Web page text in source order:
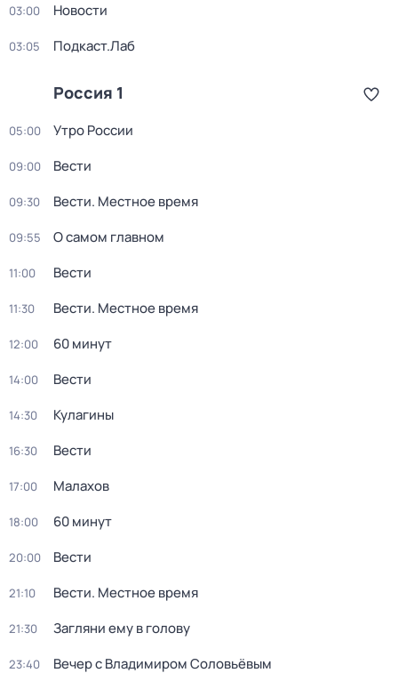
03:00 Новости
03:05 Подкаст.Лаб
Россия 1
05:00 Утро России
09:00 Вести
09:30 Вести. Местное время
09:55 О самом главном
11:00 Вести
11:30 Вести. Местное время
12:00 60 минут
14:00 Вести
14:30 Кулагины
16:30 Вести
17:00 Малахов
18:00 60 минут
20:00 Вести
21:10 Вести. Местное время
21:30 Загляни ему в голову
23:40 Вечер с Владимиром Соловьёвым